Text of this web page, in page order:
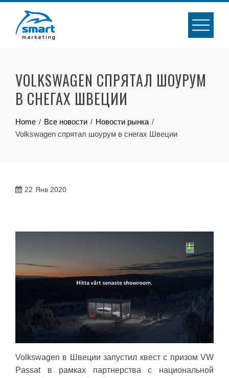
content
VOLKSWAGEN СПРЯТАЛ ШОУРУМ
В СНЕГАХ ШВЕЦИИ
Home Все новости
Новости рынка
Volkswagen спрятал шоурум в снегах Швеции
22 Янв 2020
Volkswagen в Швеции запустил квест с призом VW
Passat в рамках партнерства с национальной